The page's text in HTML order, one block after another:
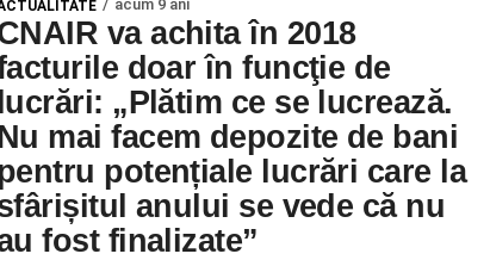
acum 9 ani
va achita în 2018
doar în funcţie de
„Plătim ce se lucrează.
mai facem depozite de bani
potențiale lucrări care la
anului se vede că nu
fost finalizate”